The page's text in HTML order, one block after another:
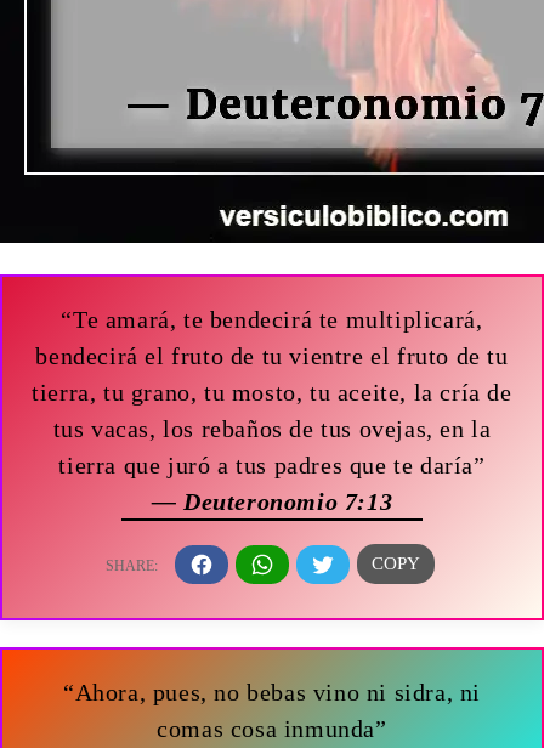
“Te amará, te bendecirá te multiplicará,
bendecirá el fruto de tu vientre el fruto de tu
tierra, tu grano, tu mosto, tu aceite, la cría de
tus vacas, los rebaños de tus ovejas, en la
tierra que juró a tus padres que te daría”
— Deuteronomio 7:13
“Ahora, pues, no bebas vino ni sidra, ni
comas cosa inmunda”